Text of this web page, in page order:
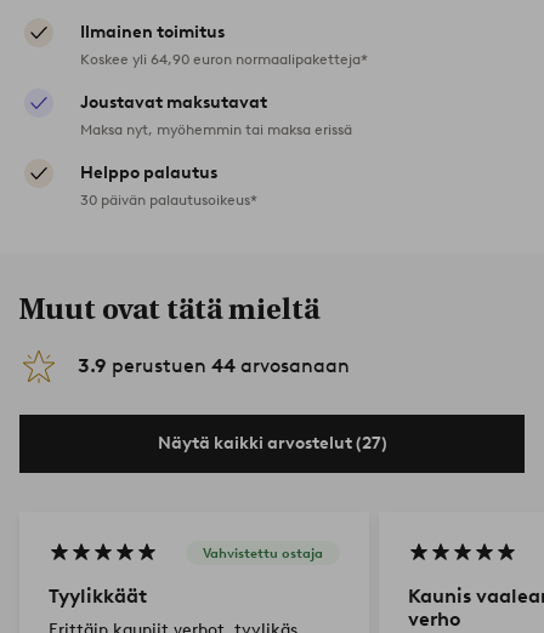
Ilmainen toimitus
Koskee yli 64,90 euron normaalipaketteja*
Joustavat maksutavat
Maksa nyt, myöhemmin tai maksa erissä
Helppo palautus
30 päivän palautusoikeus*
Muut ovat tätä mieltä
3.9 perustuen 44 arvosanaan
Näytä kaikki arvostelut (27)
Vahvistettu ostaja
Tyylikkäät
Kaunis
verho